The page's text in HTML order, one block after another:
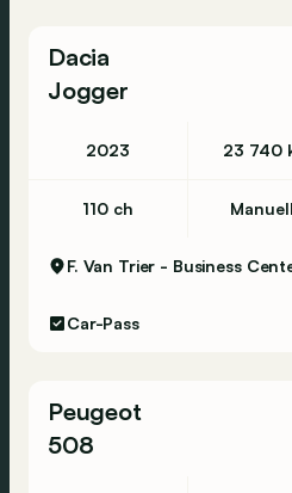
Dacia
Jogger
2023 23 740
110 ch
F. Van Trier - Business
Car-Pass
Peugeot
508